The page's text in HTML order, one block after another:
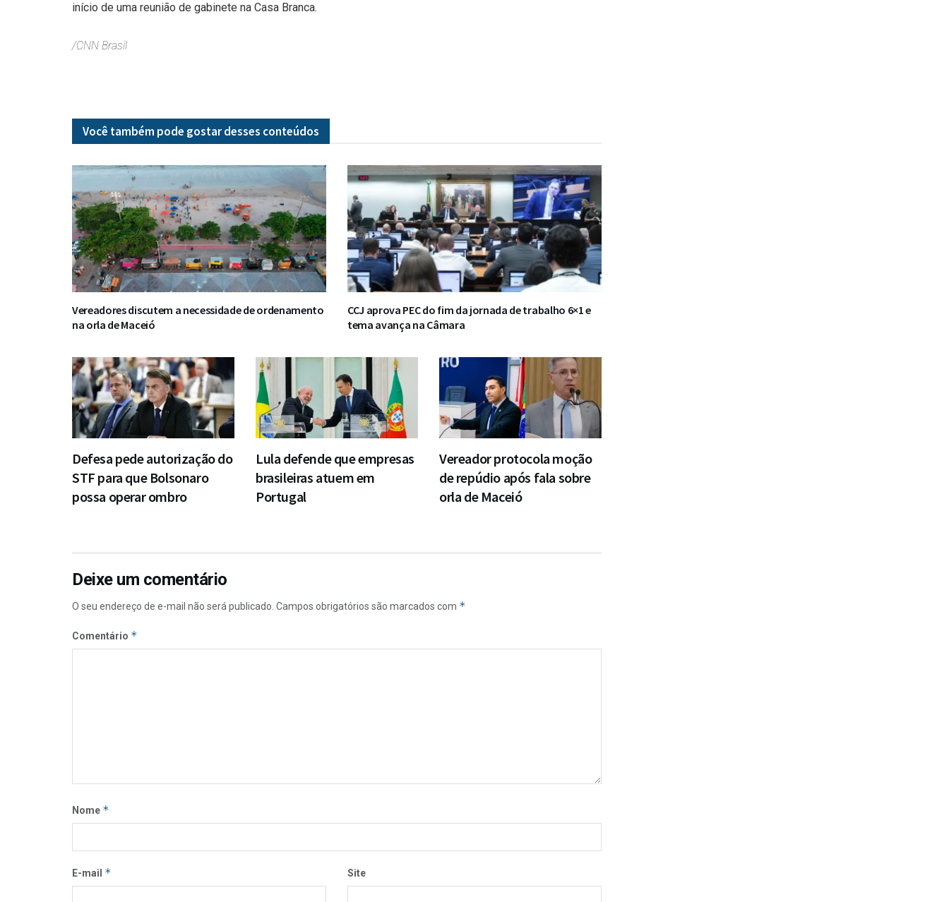
início de uma reunião de gabinete na Casa Branca.
/CNN Brasil
Você também pode gostar desses conteúdos
Vereadores discutem a necessidade de ordenamento
na orla de Maceió
CCJ aprova PEC do fim da jornada de trabalho 6×1 e
tema avança na Câmara
Defesa pede autorização do
STF para que Bolsonaro
possa operar ombro
Lula defende que empresas
brasileiras atuem em
Portugal
Vereador protocola moção
de repúdio após fala sobre
orla de Maceió
Deixe um comentário
O seu endereço de e-mail não será publicado. Campos obrigatórios são marcados com *
Comentário *
Nome *
E-mail * Site